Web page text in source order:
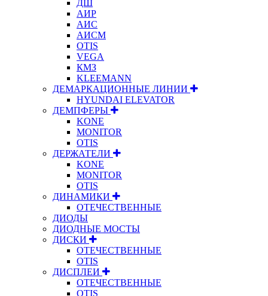
ДШ
АИР
АИС
АИСМ
OTIS
VEGA
КМЗ
KLEEMANN
ДЕМАРКАЦИОННЫЕ ЛИНИИ
HYUNDAI ELEVATOR
ДЕМПФЕРЫ
KONE
MONITOR
OTIS
ДЕРЖАТЕЛИ
KONE
MONITOR
OTIS
ДИНАМИКИ
ОТЕЧЕСТВЕННЫЕ
ДИОДЫ
ДИОДНЫЕ МОСТЫ
ДИСКИ
ОТЕЧЕСТВЕННЫЕ
OTIS
ДИСПЛЕИ
ОТЕЧЕСТВЕННЫЕ
OTIS